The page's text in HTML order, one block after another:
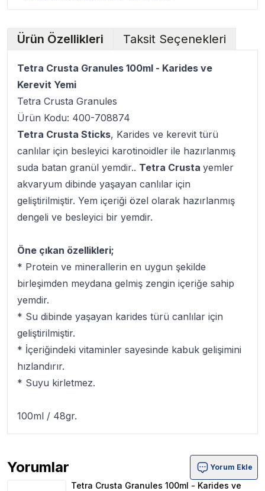
Ürün Özellikleri Taksit Seçenekleri
Tetra Crusta Granules 100ml - Karides ve
Kerevit Yemi
Tetra Crusta Granules
Ürün Kodu: 400-708874
Tetra Crusta Sticks, Karides ve kerevit türü
canlılar için besleyici karotinoidler ile hazırlanmış
suda batan granül yemdir.. Tetra Crusta yemler
akvaryum dibinde yaşayan canlılar için
geliştirilmiştir. Yem içeriği özel olarak hazırlanmış
dengeli ve besleyici bir yemdir.
Öne çıkan özellikleri;
* Protein ve minerallerin en uygun şekilde
birleşimden meydana gelmiş zengin içeriğe sahip
yemdir.
* Su dibinde yaşayan karides türü canlılar için
geliştirilmiştir.
* İçeriğindeki vitaminler sayesinde kabuk gelişimini
hızlandırır.
* Suyu kirletmez.
100ml / 48gr.
Yorumlar
Tetra Crusta Granules 100ml - Karides ve Kerevit Yemi
Yorum Ekle
Tetra Crusta Granules 100ml - Karides ve